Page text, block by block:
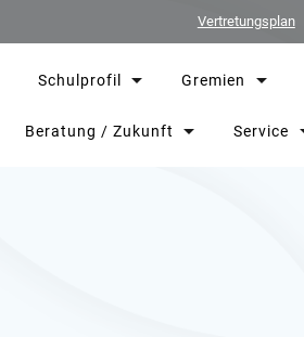
Vertretungsplan
Schulprofil Gremien
Beratung / Zukunft Service